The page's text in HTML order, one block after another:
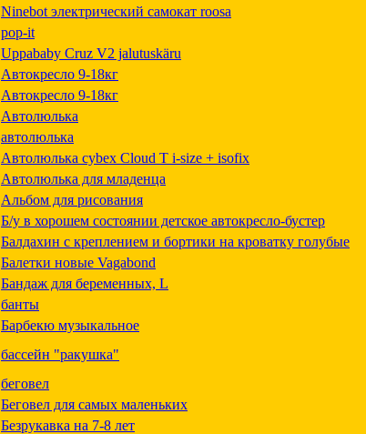
Ninebot электрический самокат roosa
pop-it
Uppababy Cruz V2 jalutuskäru
Автокресло 9-18кг
Автокресло 9-18кг
Автолюлька
автолюлька
Автолюлька cybex Cloud T i-size + isofix
Автолюлька для младенца
Альбом для рисования
Б/у в хорошем состоянии детское автокресло-бустер
Балдахин с креплением и бортики на кроватку голубые
Балетки новые Vagabond
Бандаж для беременных, L
банты
Барбекю музыкальное
бассейн "ракушка"
беговел
Беговел для самых маленьких
Безрукавка на 7-8 лет